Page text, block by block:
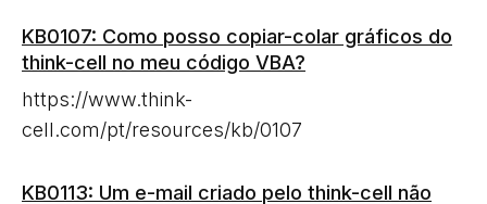
KB0107: Como posso copiar-colar gráficos do
think-cell no meu código VBA?
https://www.think-
cell.com/pt/resources/kb/0107
KB0113: Um e-mail criado pelo think-cell não